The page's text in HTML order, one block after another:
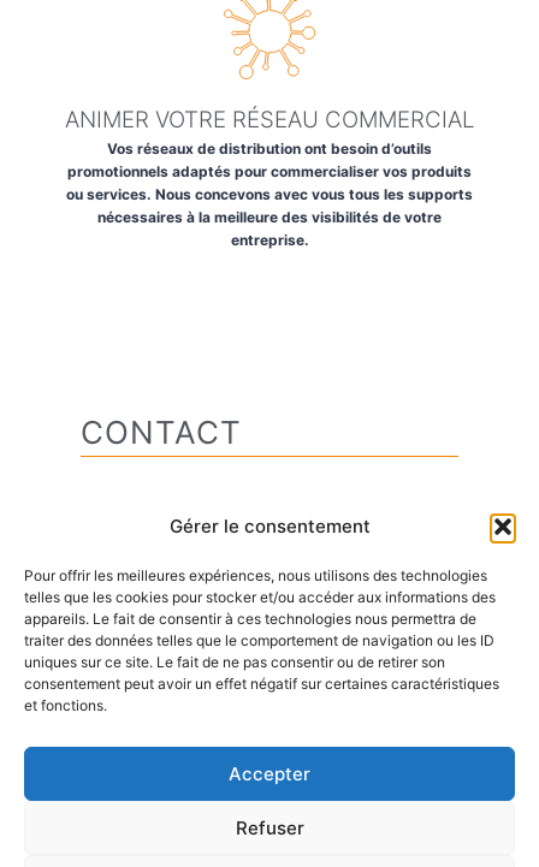
Gérer le consentement
Pour offrir les meilleures expériences, nous utilisons des technologies
telles que les cookies pour stocker et/ou accéder aux informations des
appareils. Le fait de consentir à ces technologies nous permettra de
traiter des données telles que le comportement de navigation ou les ID
uniques sur ce site. Le fait de ne pas consentir ou de retirer son
consentement peut avoir un effet négatif sur certaines caractéristiques
et fonctions.
Accepter
Refuser
ANIMER VOTRE RÉSEAU COMMERCIAL
Vos réseaux de distribution ont besoin d’outils
promotionnels adaptés pour commercialiser vos produits
ou services. Nous concevons avec vous tous les supports
nécessaires à la meilleure des visibilités de votre
entreprise.
CONTACT
Adresse : 129 avenue de Genève –
Email:annecy@marketing.idem.solutions
Téléphone :+33 (0)4 50 66 78 24
Mentions légales